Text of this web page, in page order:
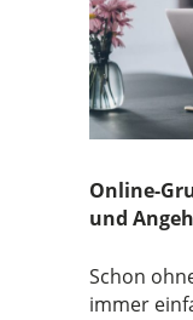
Online-
und
Schon
immer